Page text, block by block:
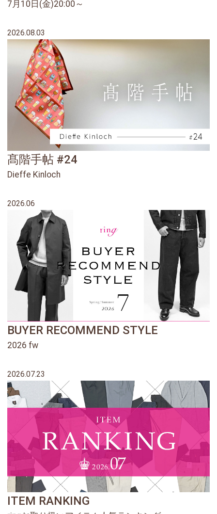
7月10日(金)20:00～
2026.08.03
髙階手帖 #24
Dieffe Kinloch
2026.06
BUYER RECOMMEND STYLE
2026 fw
2026.07.23
ITEM RANKING